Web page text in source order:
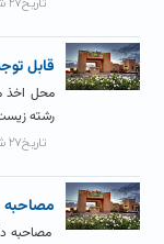
قابل
محل اخذ
رشته زیست
تاریخ۲۷ شهریور ۱۳۹۶
مصاحبه
مصاحبه